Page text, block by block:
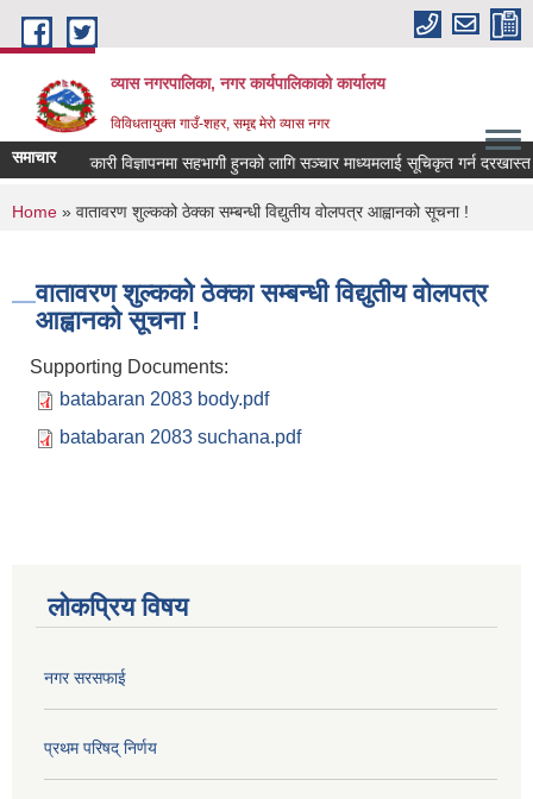
Skip to main content
व्यास नगरपालिका, नगर कार्यपालिकाको कार्यालय
विविधतायुक्त गाउँ-शहर, समृद्द मेरो व्यास नगर
समाचार
कल्याणकारी विज्ञापनमा सहभागी हुनको लागि सञ्चार माध्यमलाई सूचिकृत गर्न दरखास्त
You are here
Home » वातावरण शुल्कको ठेक्का सम्बन्धी विद्युतीय वोलपत्र आह्वानको सूचना !
वातावरण शुल्कको ठेक्का सम्बन्धी विद्युतीय वोलपत्र
आह्वानको सूचना !
Supporting Documents:
batabaran 2083 body.pdf
batabaran 2083 suchana.pdf
लोकप्रिय विषय
नगर सरसफाई
प्रथम परिषद् निर्णय